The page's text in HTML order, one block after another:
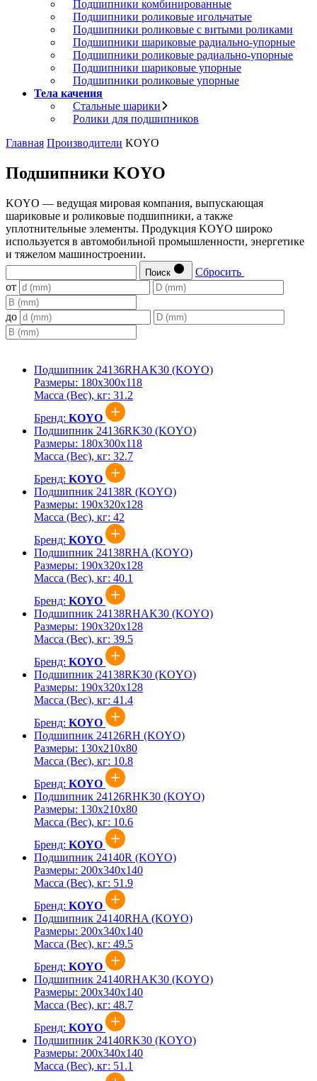
Подшипники комбинированные
Подшипники роликовые игольчатые
Подшипники роликовые с витыми роликами
Подшипники шариковые радиально-упорные
Подшипники роликовые радиально-упорные
Подшипники шариковые упорные
Подшипники роликовые упорные
Тела качения
Стальные шарики
Ролики для подшипников
Главная Производители KOYO
Подшипники KOYO
KOYO — ведущая мировая компания, выпускающая
шариковые и роликовые подшипники, а также
уплотнительные элементы. Продукция KOYO широко
используется в автомобильной промышленности, энергетике
и тяжелом машиностроении.
Поиск
Сбросить
от
до
Подшипник 24136RHAK30 (KOYO)
Размеры: 180x300x118
Масса (Вес), кг: 31.2
Бренд: KOYO
Подшипник 24136RK30 (KOYO)
Размеры: 180x300x118
Масса (Вес), кг: 32.7
Бренд: KOYO
Подшипник 24138R (KOYO)
Размеры: 190x320x128
Масса (Вес), кг: 42
Бренд: KOYO
Подшипник 24138RHA (KOYO)
Размеры: 190x320x128
Масса (Вес), кг: 40.1
Бренд: KOYO
Подшипник 24138RHAK30 (KOYO)
Размеры: 190x320x128
Масса (Вес), кг: 39.5
Бренд: KOYO
Подшипник 24138RK30 (KOYO)
Размеры: 190x320x128
Масса (Вес), кг: 41.4
Бренд: KOYO
Подшипник 24126RH (KOYO)
Размеры: 130x210x80
Масса (Вес), кг: 10.8
Бренд: KOYO
Подшипник 24126RHK30 (KOYO)
Размеры: 130x210x80
Масса (Вес), кг: 10.6
Бренд: KOYO
Подшипник 24140R (KOYO)
Размеры: 200x340x140
Масса (Вес), кг: 51.9
Бренд: KOYO
Подшипник 24140RHA (KOYO)
Размеры: 200x340x140
Масса (Вес), кг: 49.5
Бренд: KOYO
Подшипник 24140RHAK30 (KOYO)
Размеры: 200x340x140
Масса (Вес), кг: 48.7
Бренд: KOYO
Подшипник 24140RK30 (KOYO)
Размеры: 200x340x140
Масса (Вес), кг: 51.1